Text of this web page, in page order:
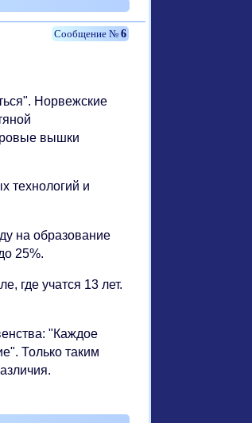
6
Норвежские
вышки
технологий и
на образование
25%.
где учатся 13 лет.
"Каждое
Только таким